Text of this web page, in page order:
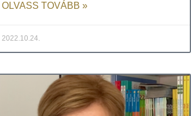
OLVASS TOVÁBB »
2022.10.24.